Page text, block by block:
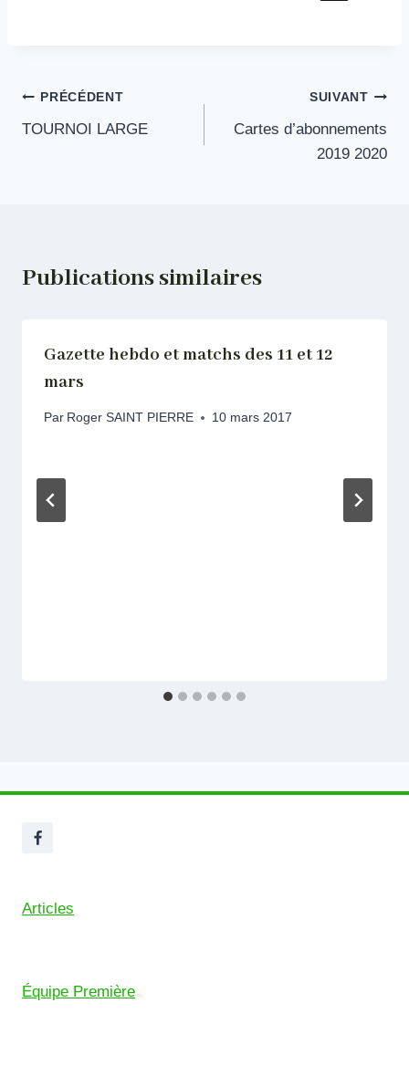
Navigation
de
PRÉCÉDENT
TOURNOI LARGE
SUIVANT
Cartes d’abonnements
2019 2020
Publications similaires
Gazette hebdo et matchs des 11 et 12
mars
Par Roger SAINT PIERRE 10 mars 2017
Articles
Équipe Première